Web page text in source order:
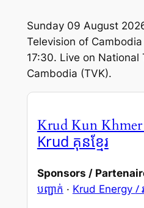
Sunday 09 August
Television of
17:30. Live on National
Cambodia (TVK).
Krud Kun
Krud គុនខ្មែរ
Sponsors /
បញ្ជាក់ · Krud Energy /